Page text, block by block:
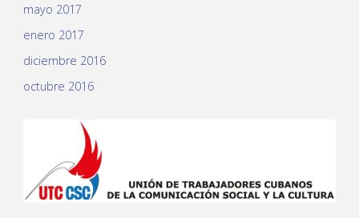
mayo 2017
enero 2017
diciembre 2016
octubre 2016